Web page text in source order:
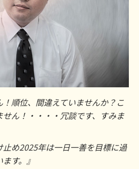
！順位、間違えていませんか？こ
ん！・・・・冗談です、すみま
止め2025年は一日一善を目標に過
す。』